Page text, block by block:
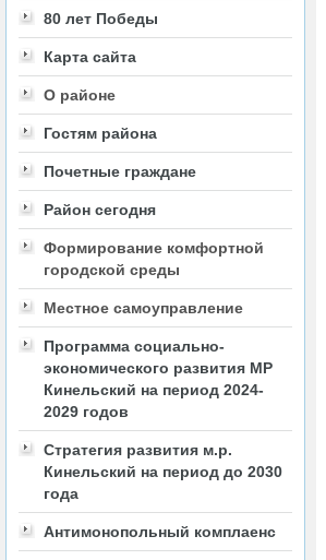
80 лет Победы
Карта сайта
О районе
Гостям района
Почетные граждане
Район сегодня
Формирование комфортной
городской среды
Местное самоуправление
Программа социально-
экономического развития МР
Кинельский на период 2024-
2029 годов
Стратегия развития м.р.
Кинельский на период до 2030
года
Антимонопольный комплаенс